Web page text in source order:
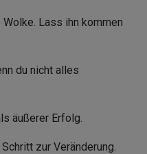
Lass ihn kommen
du nicht alles
äußerer Erfolg.
zur Veränderung.